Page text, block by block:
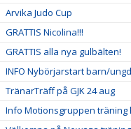
Arvika Judo Cup
GRATTIS Nicolina!!!
GRATTIS alla nya gulbälten!
INFO Nybörjarstart barn/
TränarTräff på GJK 24 aug
Info Motionsgruppen träning